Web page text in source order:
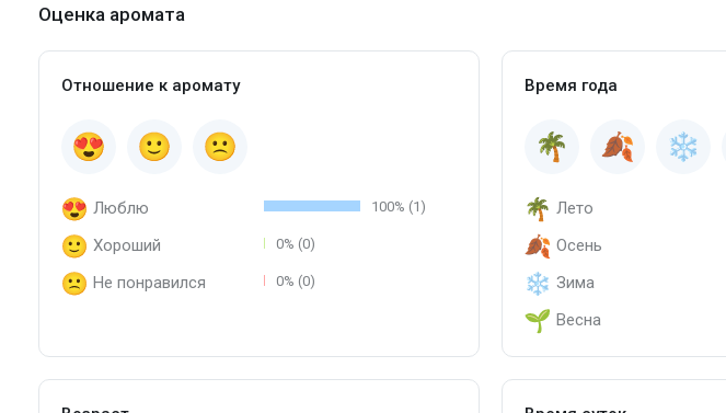
Оценка аромата
Отношение к аромату
Люблю 100% (1)
Хороший 0% (0)
Не понравился 0% (0)
Время года
Лето
Осень
Зима
Весна